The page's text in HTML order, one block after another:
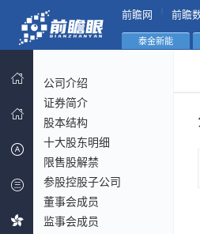
前瞻网 前瞻
泰金新能
公司介绍
证券简介
股本结构
十大股东明细
限售股解禁
参股控股子公司
董事会成员
监事会成员